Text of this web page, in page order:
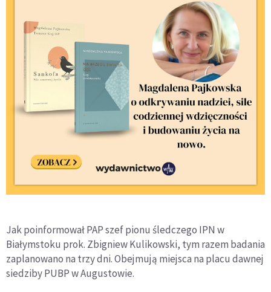
Jak poinformował PAP szef pionu śledczego IPN w
Białymstoku prok. Zbigniew Kulikowski, tym razem badania
zaplanowano na trzy dni. Obejmują miejsca na placu dawnej
siedziby PUBP w Augustowie.